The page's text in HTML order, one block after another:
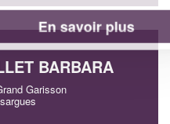
BARBARA
Garisson
savoir plus